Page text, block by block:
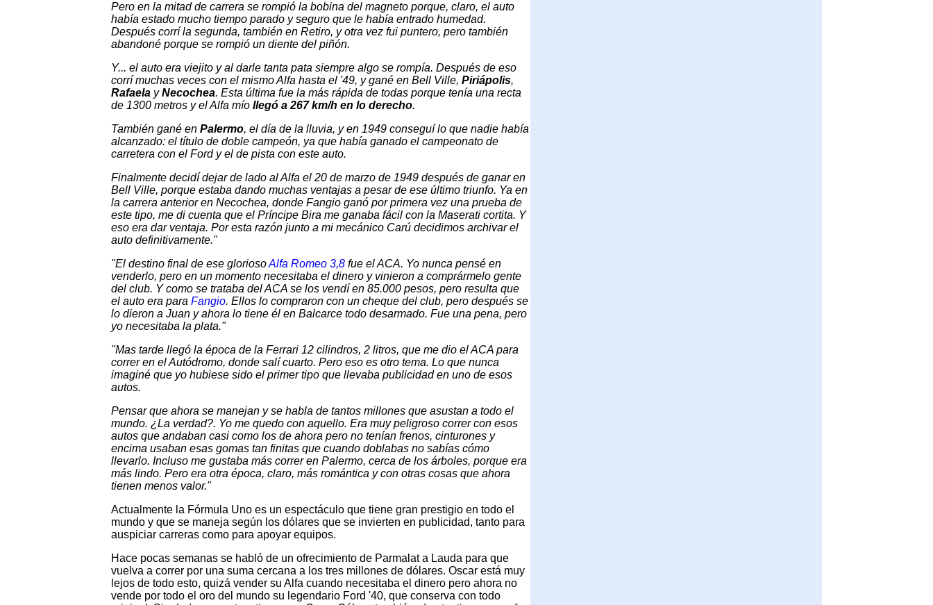
Pero en la mitad de carrera se rompió la bobina del magneto porque, claro, el auto
había estado mucho tiempo parado y seguro que le había entrado humedad.
Después corrí la segunda, también en Retiro, y otra vez fui puntero, pero también
abandoné porque se rompió un diente del piñón.
Y... el auto era viejito y al darle tanta pata siempre algo se rompía. Después de eso
corrí muchas veces con el mismo Alfa hasta el '49, y gané en Bell Ville, Piriápolis,
Rafaela yNecochea. Esta última fue la más rápida de todas porque tenía una recta
de 1300 metros y el Alfa mío llegó a 267 km/h en lo derecho.
También gané en Palermo, el día de la lluvia, y en 1949 conseguí lo que nadie había
alcanzado: el título de doble campeón, ya que había ganado el campeonato de
carretera con el Ford y el de pista con este auto.
Finalmente decidí dejar de lado al Alfa el 20 de marzo de 1949 después de ganar en
Bell Ville, porque estaba dando muchas ventajas a pesar de ese último triunfo. Ya en
la carrera anterior en Necochea, donde Fangio ganó por primera vez una prueba de
este tipo, me di cuenta que el Príncipe Bira me ganaba fácil con la Maserati cortita. Y
eso era dar ventaja. Por esta razón junto a mi mecánico Carú decidimos archivar el
auto definitivamente."
"El destino final de ese gloriosoAlfa Romeo 3,8 fue el ACA. Yo nunca pensé en
venderlo, pero en un momento necesitaba el dinero y vinieron a comprármelo gente
del club. Y como se trataba del ACA se los vendí en 85.000 pesos, pero resulta que
el auto era para Fangio. Ellos lo compraron con un cheque del club, pero después se
lo dieron a Juan y ahora lo tiene él en Balcarce todo desarmado. Fue una pena, pero
yo necesitaba la plata."
"Mas tarde llegó la época de la Ferrari 12 cilindros, 2 litros, que me dio el ACA para
correr en el Autódromo, donde salí cuarto. Pero eso es otro tema. Lo que nunca
imaginé que yo hubiese sido el primer tipo que llevaba publicidad en uno de esos
autos.
Pensar que ahora se manejan y se habla de tantos millones que asustan a todo el
mundo. ¿La verdad?. Yo me quedo con aquello. Era muy peligroso correr con esos
autos que andaban casi como los de ahora pero no tenían frenos, cinturones y
encima usaban esas gomas tan finitas que cuando doblabas no sabías cómo
llevarlo. Incluso me gustaba más correr en Palermo, cerca de los árboles, porque era
más lindo. Pero era otra época, claro, más romántica y con otras cosas que ahora
tienen menos valor."
Actualmente la Fórmula Uno es un espectáculo que tiene gran prestigio en todo el
mundo y que se maneja según los dólares que se invierten en publicidad, tanto para
auspiciar carreras como para apoyar equipos.
Hace pocas semanas se habló de un ofrecimiento de Parmalat a Lauda para que
vuelva a correr por una suma cercana a los tres millones de dólares. Oscar está muy
lejos de todo esto, quizá vender su Alfa cuando necesitaba el dinero pero ahora no
vende por todo el oro del mundo su legendario Ford '40, que conserva con todo